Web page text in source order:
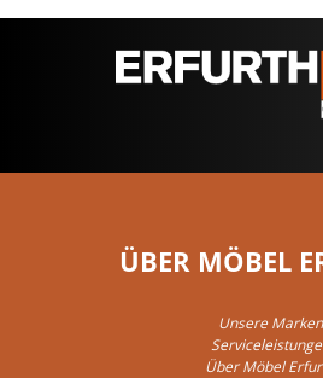
ÜBER MÖBEL
Unsere Marken
Über Möbel